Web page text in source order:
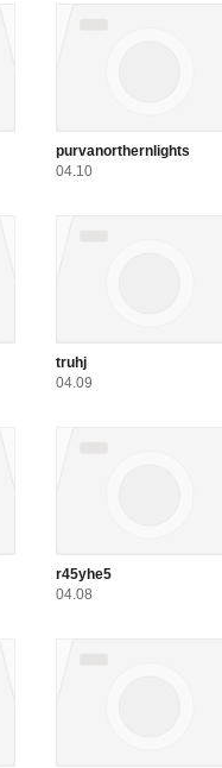
purvanorthernlights
04.10
truhj
04.09
r45yhe5
04.08